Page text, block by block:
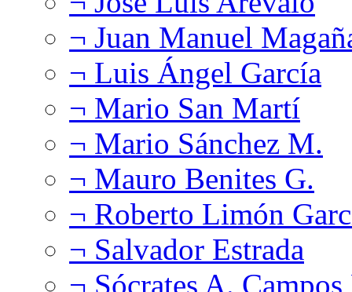
¬ Juan Manuel
¬ Luis Ángel García
¬ Mario San Martí
¬ Mario Sánchez M.
¬ Mauro Benites G.
¬ Roberto Limón
¬ Salvador Estrada
¬ Sócrates A.